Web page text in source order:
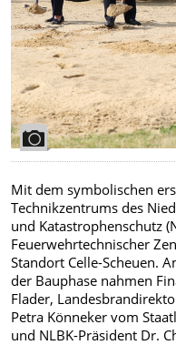
Mit dem symbolischen
Technikzentrums des
und Katastrophenschutz
Feuerwehrtechnischer
Standort Celle-Scheuen.
der Bauphase nahmen
Flader,
Petra Könneker vom
und NLBK-Präsident Dr.